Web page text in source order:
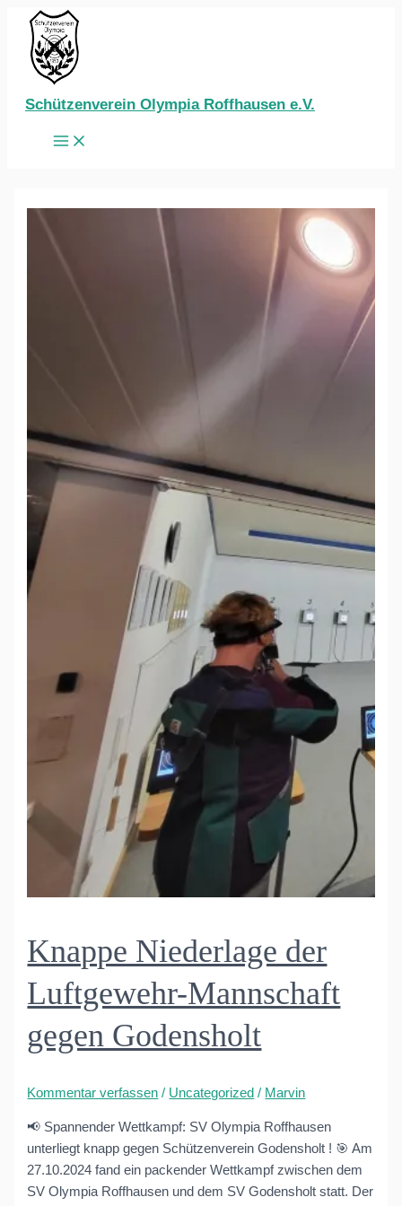
Zum
Inhalt
springen
Schützenverein Olympia Roffhausen e.V.
Main
Menu
Knappe Niederlage der
Luftgewehr-Mannschaft
gegen Godensholt
Kommentar verfassen / Uncategorized / Marvin
📢 Spannender Wettkampf: SV Olympia Roffhausen
unterliegt knapp gegen Schützenverein Godensholt ! 🎯 Am
27.10.2024 fand ein packender Wettkampf zwischen dem
SV Olympia Roffhausen und dem SV Godensholt statt. Der